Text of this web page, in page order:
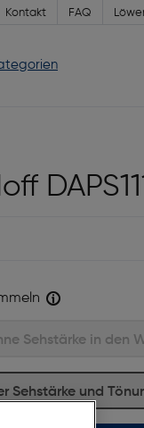
Kontakt FAQ
Sehstärke und
Sehstärke in den